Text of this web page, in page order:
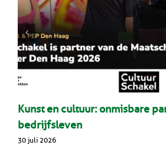
Kunst en cultuur: onmisbare
bedrijfsleven
30 juli 2026